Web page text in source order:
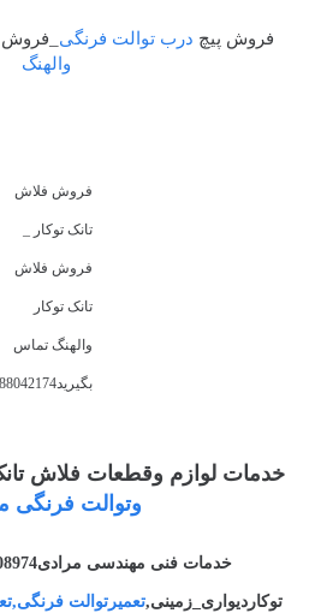
فروش پیچ درب توالت فرنگی
والهنگ
فروش فلاش
تانک توکار _
فروش فلاش
تانک توکار
والهنگ تماس
بگیرید88042174
خدمات لوازم وقطعات فلاش
وتوالت فرنگی
توکاردیواری_زمینی,تعمیرتوالت